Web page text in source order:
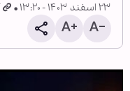
۲۳ اسفند ۱۴۰۳ - ۱۳:۲۰